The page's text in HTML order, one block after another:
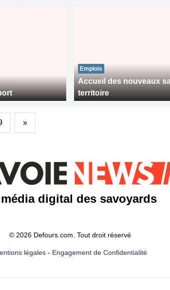
Emplois
Accueil des nouveaux
territoire
»
digital des savoyards
© 2026 Defours.com. Tout droit réservé
légales- Engagement de Confidentialité